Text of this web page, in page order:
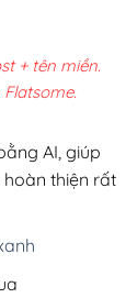
+ tên miền.
AI, giúp
thiện rất